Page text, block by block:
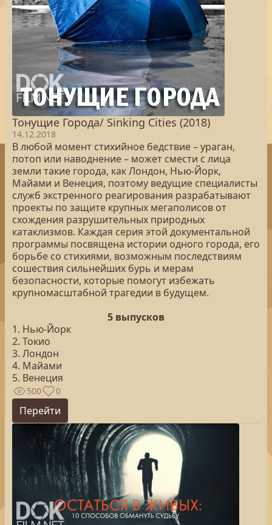
Тонущие Города/ Sinking Cities (2018)
14.12.2018
В любой момент стихийное бедствие – ураган,
потоп или наводнение – может смести с лица
земли такие города, как Лондон, Нью-Йорк,
Майами и Венеция, поэтому ведущие специалисты
служб экстренного реагирования разрабатывают
проекты по защите крупных мегаполисов от
схождения разрушительных природных
катаклизмов. Каждая серия этой документальной
программы посвящена истории одного города, его
борьбе со стихиями, возможным последствиям
сошествия сильнейших бурь и мерам
безопасности, которые помогут избежать
крупномасштабной трагедии в будущем.
5 выпусков
1. Нью-Йорк
2. Токио
3. Лондон
4. Майами
5. Венеция
500 0
Перейти